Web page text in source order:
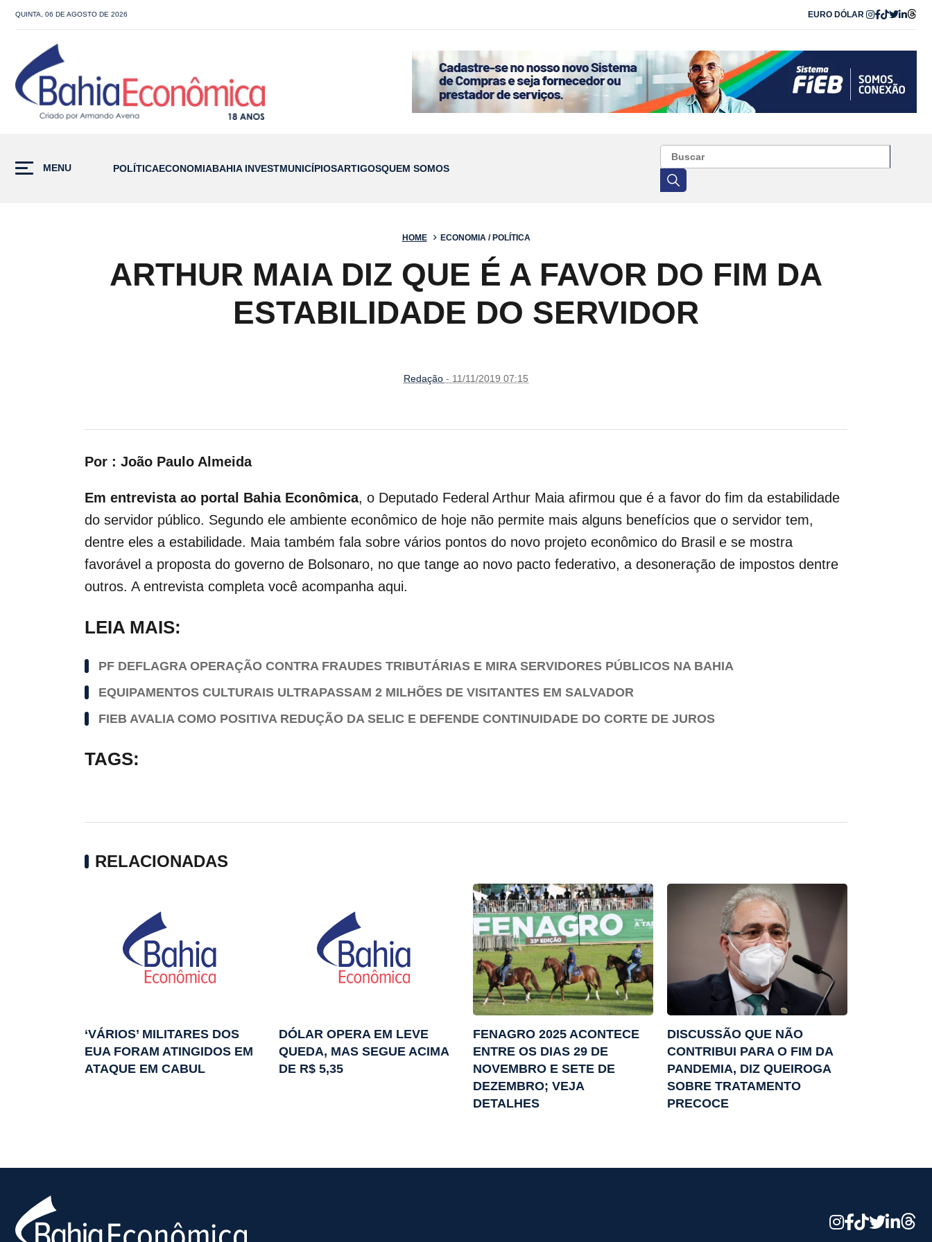
QUINTA, 06 DE AGOSTO DE 2026 EURO DÓLAR
MENU POLÍTICAECONOMIABAHIA INVESTMUNICÍPIOSARTIGOSQUEM SOMOS
HOME ECONOMIA / POLÍTICA
ARTHUR MAIA DIZ QUE É A FAVOR DO FIM DA
ESTABILIDADE DO SERVIDOR
Redação - 11/11/2019 07:15
Por : João Paulo Almeida
Em entrevista ao portal Bahia Econômica, o Deputado Federal Arthur Maia afirmou que é a favor do fim da estabilidade
do servidor público. Segundo ele ambiente econômico de hoje não permite mais alguns benefícios que o servidor tem,
dentre eles a estabilidade. Maia também fala sobre vários pontos do novo projeto econômico do Brasil e se mostra
favorável a proposta do governo de Bolsonaro, no que tange ao novo pacto federativo, a desoneração de impostos dentre
outros. A entrevista completa você acompanha aqui.
LEIA MAIS:
PF DEFLAGRA OPERAÇÃO CONTRA FRAUDES TRIBUTÁRIAS E MIRA SERVIDORES PÚBLICOS NA BAHIA
EQUIPAMENTOS CULTURAIS ULTRAPASSAM 2 MILHÕES DE VISITANTES EM SALVADOR
FIEB AVALIA COMO POSITIVA REDUÇÃO DA SELIC E DEFENDE CONTINUIDADE DO CORTE DE JUROS
TAGS:
RELACIONADAS
‘VÁRIOS’ MILITARES DOS
EUA FORAM ATINGIDOS EM
ATAQUE EM CABUL
DÓLAR OPERA EM LEVE
QUEDA, MAS SEGUE ACIMA
DE R$ 5,35
FENAGRO 2025 ACONTECE
ENTRE OS DIAS 29 DE
NOVEMBRO E SETE DE
DEZEMBRO; VEJA
DETALHES
DISCUSSÃO QUE NÃO
CONTRIBUI PARA O FIM DA
PANDEMIA, DIZ QUEIROGA
SOBRE TRATAMENTO
PRECOCE